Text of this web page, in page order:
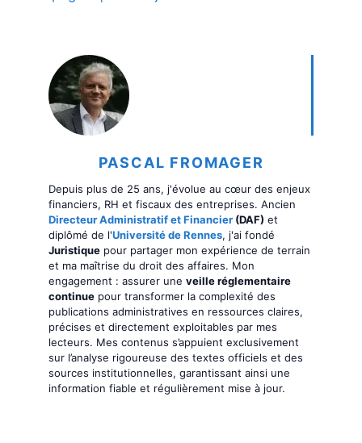
PASCAL FROMAGER
Depuis plus de 25 ans, j'évolue au cœur des enjeux
financiers, RH et fiscaux des entreprises. Ancien
Directeur Administratif et Financier (DAF) et
diplômé de l'Université de Rennes, j'ai fondé
Juristique pour partager mon expérience de terrain
et ma maîtrise du droit des affaires. Mon
engagement : assurer une veille réglementaire
continue pour transformer la complexité des
publications administratives en ressources claires,
précises et directement exploitables par mes
lecteurs. Mes contenus s’appuient exclusivement
sur l’analyse rigoureuse des textes officiels et des
sources institutionnelles, garantissant ainsi une
information fiable et régulièrement mise à jour.